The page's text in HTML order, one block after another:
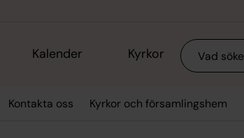
Kalender Kyrkor Sök
Kontakta oss Kyrkor och församlingshem